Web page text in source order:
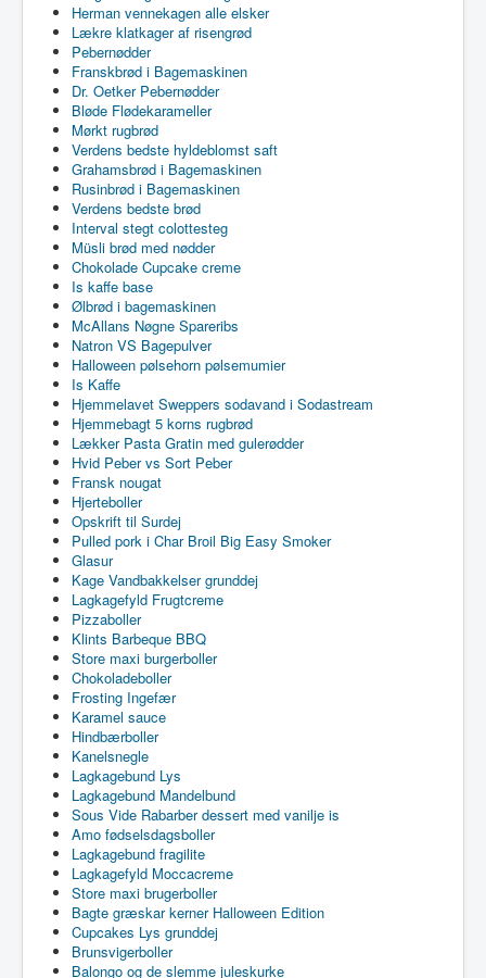
Herman vennekagen alle elsker
Lækre klatkager af risengrød
Pebernødder
Franskbrød i Bagemaskinen
Dr. Oetker Pebernødder
Bløde Flødekarameller
Mørkt rugbrød
Verdens bedste hyldeblomst saft
Grahamsbrød i Bagemaskinen
Rusinbrød i Bagemaskinen
Verdens bedste brød
Interval stegt colottesteg
Müsli brød med nødder
Chokolade Cupcake creme
Is kaffe base
Ølbrød i bagemaskinen
McAllans Nøgne Spareribs
Natron VS Bagepulver
Halloween pølsehorn pølsemumier
Is Kaffe
Hjemmelavet Sweppers sodavand i Sodastream
Hjemmebagt 5 korns rugbrød
Lækker Pasta Gratin med gulerødder
Hvid Peber vs Sort Peber
Fransk nougat
Hjerteboller
Opskrift til Surdej
Pulled pork i Char Broil Big Easy Smoker
Glasur
Kage Vandbakkelser grunddej
Lagkagefyld Frugtcreme
Pizzaboller
Klints Barbeque BBQ
Store maxi burgerboller
Chokoladeboller
Frosting Ingefær
Karamel sauce
Hindbærboller
Kanelsnegle
Lagkagebund Lys
Lagkagebund Mandelbund
Sous Vide Rabarber dessert med vanilje is
Amo fødselsdagsboller
Lagkagebund fragilite
Lagkagefyld Moccacreme
Store maxi brugerboller
Bagte græskar kerner Halloween Edition
Cupcakes Lys grunddej
Brunsvigerboller
Balongo og de slemme juleskurke